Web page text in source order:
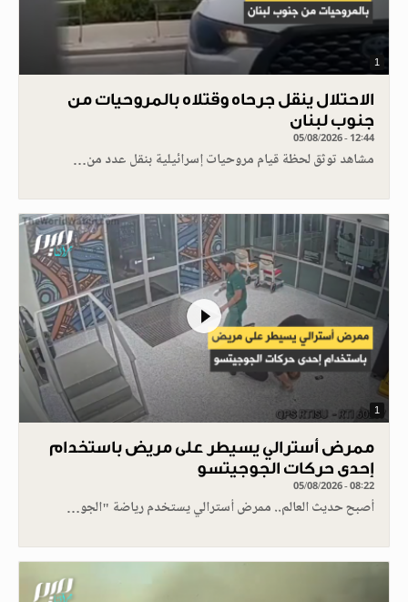
1
الاحتلال ينقل جرحاه وقتلاه بالمروحيات من
جنوب لبنان
05/08/2026 - 12:44
مشاهد توثق لحظة قيام مروحيات إسرائيلية بنقل عدد من…
1
ممرض أسترالي يسيطر على مريض باستخدام
إحدى حركات الجوجيتسو
05/08/2026 - 08:22
أصبح حديث العالم.. ممرض أسترالي يستخدم رياضة "الجو…